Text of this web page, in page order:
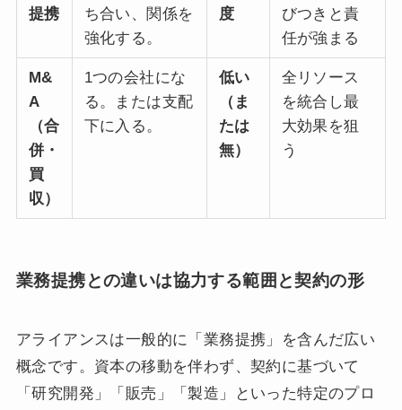
提携
ち合い、関係を
強化する。
度
びつきと責
任が強まる
M&
A
（合
併・
買
収）
1つの会社にな
る。または支配
下に入る。
低い
（ま
たは
無）
全リソース
を統合し最
大効果を狙
う
業務提携との違いは協力する範囲と契約の形
アライアンスは一般的に「業務提携」を含んだ広い
概念です。資本の移動を伴わず、契約に基づいて
「研究開発」「販売」「製造」といった特定のプロ